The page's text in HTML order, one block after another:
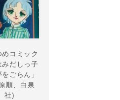
コミック
みだしっ子
ごらん」
順、白泉
社)